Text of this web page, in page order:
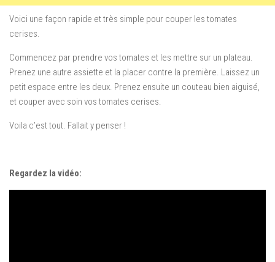
Voici une façon rapide et très simple pour couper les tomates
cerises.
Commencez par prendre vos tomates et les mettre sur un plateau.
Prenez une autre assiette et la placer contre la première. Laissez un
petit espace entre les deux. Prenez ensuite un couteau bien aiguisé,
et couper avec soin vos tomates cerises.
Voila c’est tout. Fallait y penser !
Regardez la vidéo: